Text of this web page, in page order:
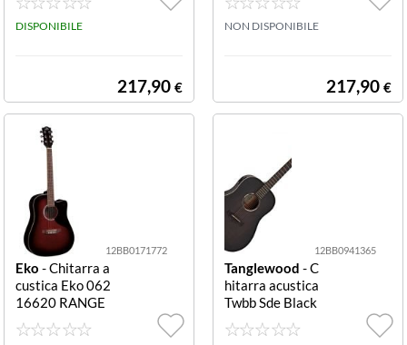
ilent Nylon
DISPONIBILE
217,90 €
al S150e Silent
Folk
NON DISPONIBILE
217,90 €
12BB0171772
Eko - Chitarra a
custica Eko 062
16620 RANGE
R CW EQ Red s
unburst CW EQ
12BB0941365
Tanglewood - C
hitarra acustica
Twbb Sde Black
bird 4/4 Smokes
tack Black Satin